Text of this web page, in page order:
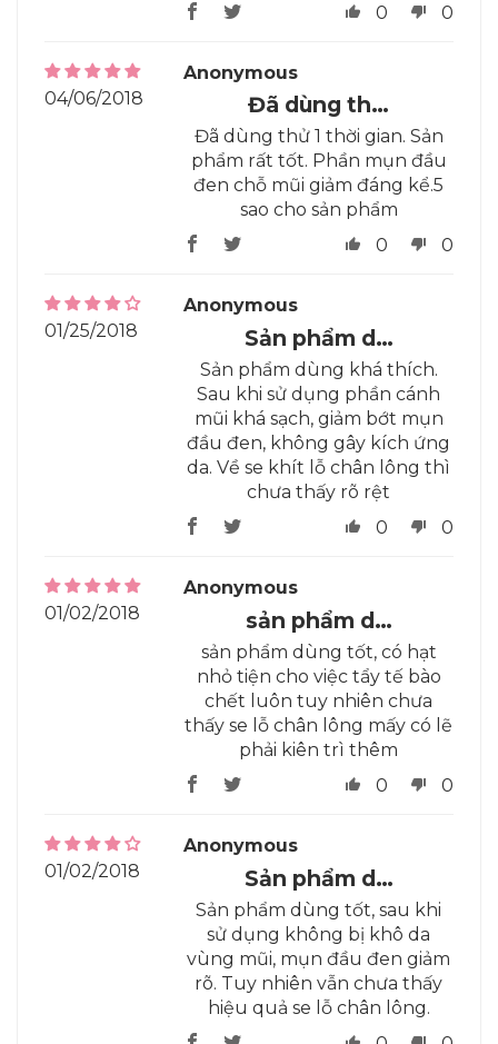
0
0
04/06/2018
Anonymous
Đã dùng th…
Đã dùng thử 1 thời gian. Sản
phẩm rất tốt. Phần mụn đầu
đen chỗ mũi giảm đáng kể.5
sao cho sản phẩm
0
0
01/25/2018
Anonymous
Sản phẩm d…
Sản phẩm dùng khá thích.
Sau khi sử dụng phần cánh
mũi khá sạch, giảm bớt mụn
đầu đen, không gây kích ứng
da. Về se khít lỗ chân lông thì
chưa thấy rõ rệt
0
0
01/02/2018
Anonymous
sản phẩm d…
sản phẩm dùng tốt, có hạt
nhỏ tiện cho việc tẩy tế bào
chết luôn tuy nhiên chưa
thấy se lỗ chân lông mấy có lẽ
phải kiên trì thêm
0
0
01/02/2018
Anonymous
Sản phẩm d…
Sản phẩm dùng tốt, sau khi
sử dụng không bị khô da
vùng mũi, mụn đầu đen giảm
rõ. Tuy nhiên vẫn chưa thấy
hiệu quả se lỗ chân lông.